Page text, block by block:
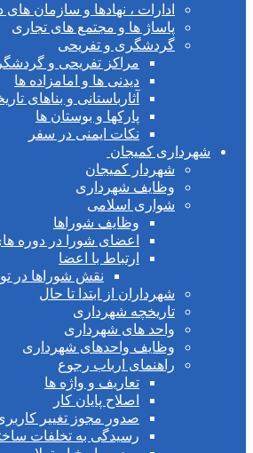
ادارات ، نهادها و سازمان های دولتی
پاساژ ها و مجتمع های تجاری
گردشگری و تفریحی
مراکز تفریحی و گردشگری
دیدنی ها و امامزاده ها
آثارباستانی و بناهای تاریخی
پارکها و بوستان ها
نکات ایمنی در سفر
کمیجان
شهردار کمیجان
وظایف شهرداری
شواری اسلامی
وظایف شوراها
اعضای شورا در دوره های مختلف
ارتباط با اعضا
نقش شوراها در توسعه شهرها
شهرداران از ابتدا تا حال
تاریخچه شهرداری
واحد های شهرداری
وظایف واحدهای شهرداری
راهنمای ارباب رجوع
تعاریف و واژه ها
اصلاح پایان کار
صدور مجوز تغییر کاربری
رسیدگی به تخلفات ساختمانی